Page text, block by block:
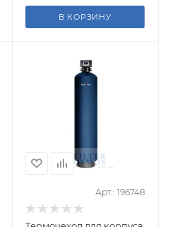
В КОРЗИНУ
Арт.: 196748